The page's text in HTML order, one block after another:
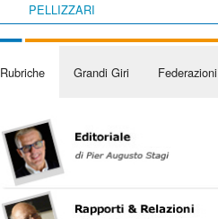
PELLIZZARI
Rubriche Grandi Giri Federazioni